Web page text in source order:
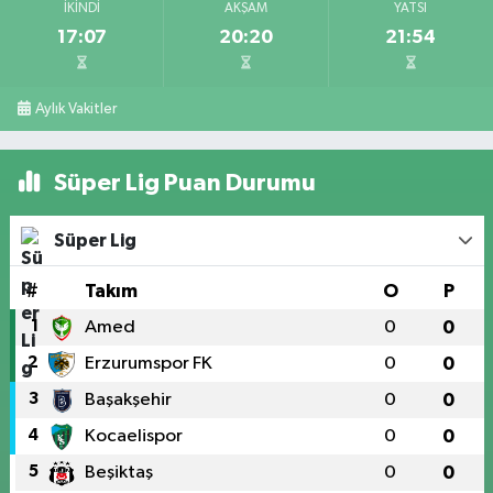
İKINDI
17:07
AKŞAM
20:20
YATSI
21:54
Aylık Vakitler
Süper Lig Puan Durumu
Süper Lig
# Takım O P
1 Amed 0 0
2 Erzurumspor FK 0 0
3 Başakşehir 0 0
4 Kocaelispor 0 0
5 Beşiktaş 0 0